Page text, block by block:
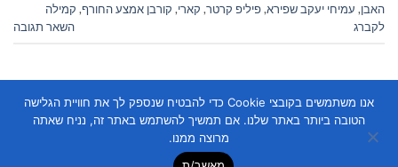
האבן, עמיחי יעקב שפירא,פיליפ קרטר, קארי, קורבן אמצע החורף, קמילה
לקברג
השאר תגובה
אנו משתמשים בקובצי Cookie כדי להבטיח שנספק לך את חוויית הגלישה
הטובה ביותר באתר שלנו. אם תמשיך להשתמש באתר זה, נניח שאתה
מרוצה ממנו.